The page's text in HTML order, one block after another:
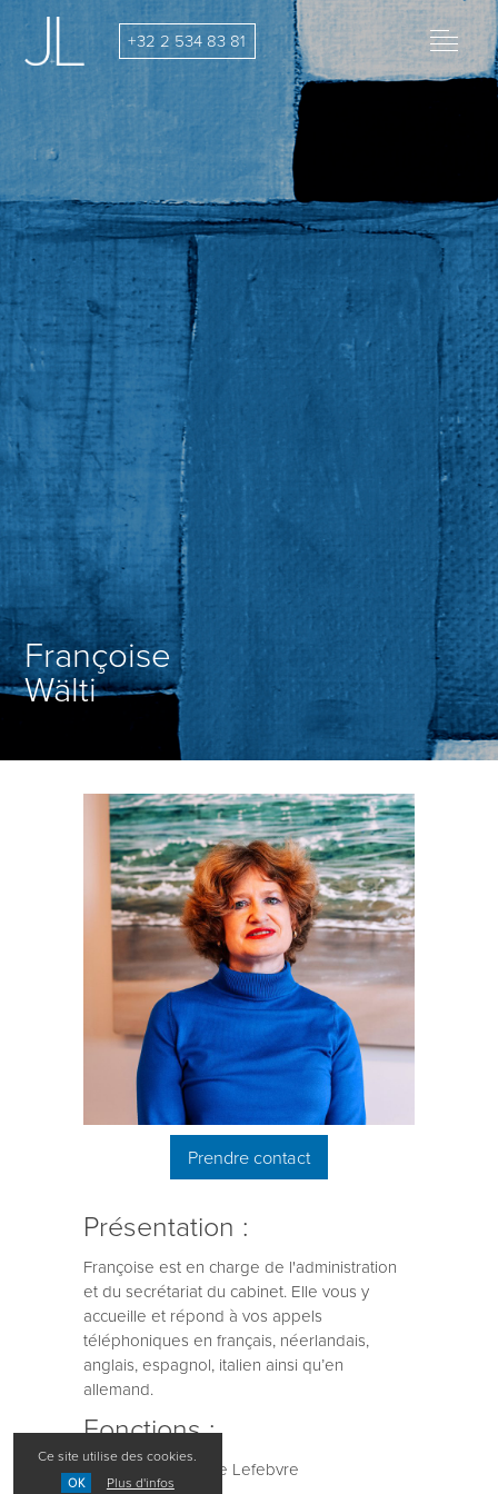
content
+32 2 534 83 81
Françoise
Wälti
Prendre contact
Présentation :
Françoise est en charge de l'administration
et du secrétariat du cabinet. Elle vous y
accueille et répond à vos appels
téléphoniques en français, néerlandais,
anglais, espagnol, italien ainsi qu’en
allemand.
Fonctions :
Secrétaire de Me Lefebvre
Ce site utilise des cookies.
OK Plus d'infos